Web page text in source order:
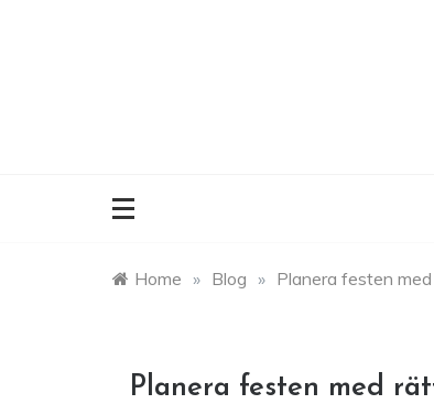
Home » Blog » Planera festen
Planera festen med